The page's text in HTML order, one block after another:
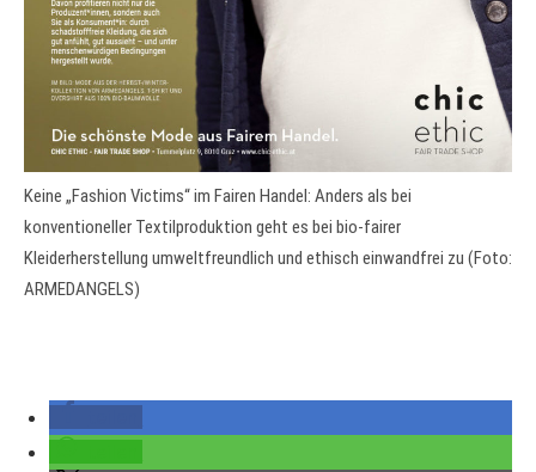
Keine „Fashion Victims“ im Fairen Handel: Anders als bei
konventioneller Textilproduktion geht es bei bio-fairer
Kleiderherstellung umweltfreundlich und ethisch einwandfrei zu (Foto:
ARMEDANGELS)